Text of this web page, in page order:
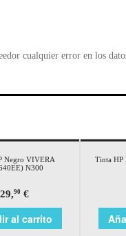
cualquier error en los
Negro VIVERA
N300
29,90 €
al carrito
Tinta HP